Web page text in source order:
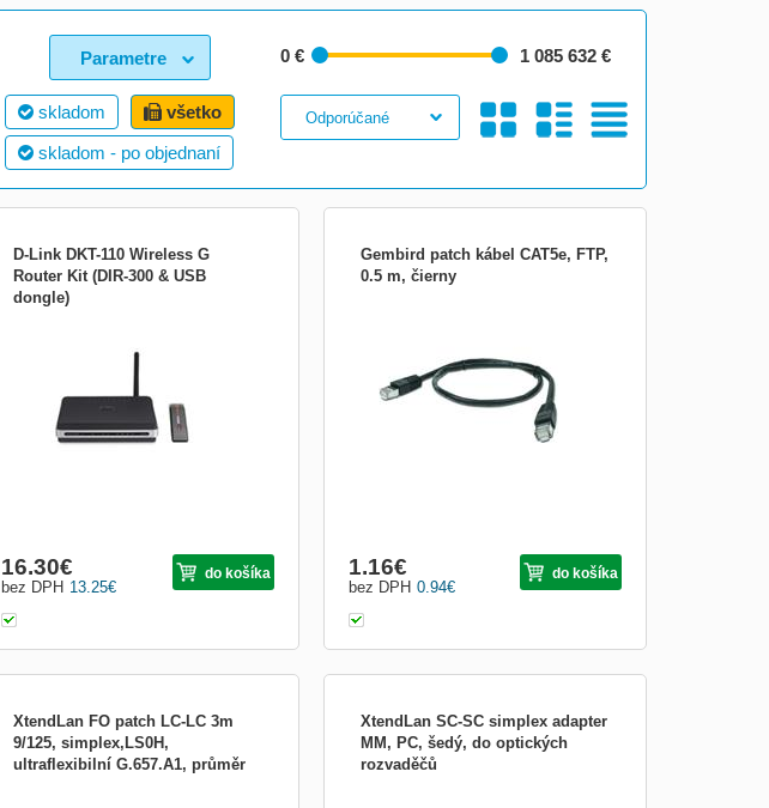
0 € 1 085 632 €
skladom
všetko
skladom - po objednaní
Parametre
D-Link DKT-110 Wireless G
Router Kit (DIR-300 & USB
dongle)
kompatibilita - Pracuje s libovolným Wi-Fi
a pohodu. Naprostá bezpečnost -
Kompletní sada zabezpečovací
13.25€
bez DPH
16.30€ do košíka
Gembird patch kábel CAT5e, FTP,
0.5 m, čierny
0.94€
bez DPH
1.16€ do košíka
XtendLan FO patch LC-LC 3m
9/125, simplex,LS0H,
ultraflexibilní G.657.A1, průměr
XtendLan SC-SC simplex adapter
MM, PC, šedý, do optických
rozvaděčů